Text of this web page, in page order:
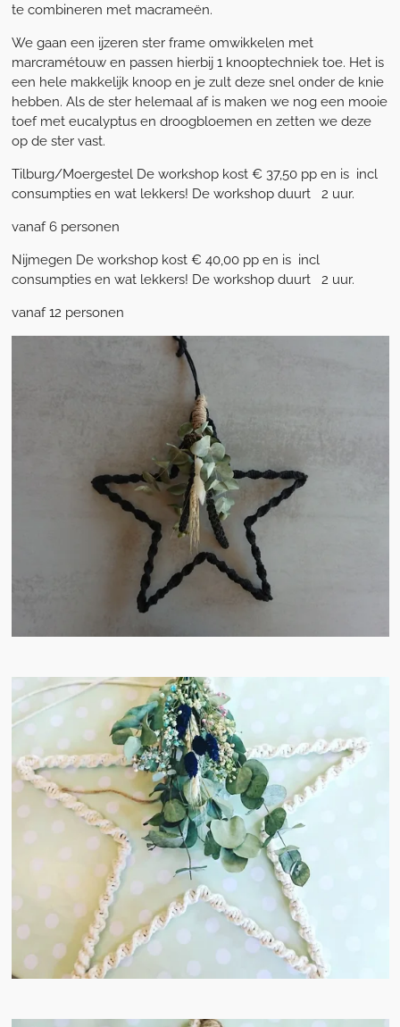
te combineren met macrameën.
We gaan een ijzeren ster frame omwikkelen met
marcramétouw en passen hierbij 1 knooptechniek toe. Het is
een hele makkelijk knoop en je zult deze snel onder de knie
hebben. Als de ster helemaal af is maken we nog een mooie
toef met eucalyptus en droogbloemen en zetten we deze
op de ster vast.
Tilburg/Moergestel De workshop kost € 37,50 pp en is incl
consumpties en wat lekkers! De workshop duurt 2 uur.
vanaf 6 personen
Nijmegen De workshop kost € 40,00 pp en is incl
consumpties en wat lekkers! De workshop duurt 2 uur.
vanaf 12 personen